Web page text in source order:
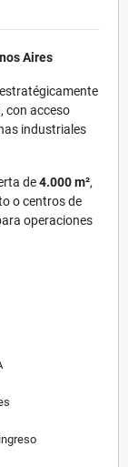
Aires
con acceso
industriales
de4.000 m²,
o centros de
operaciones